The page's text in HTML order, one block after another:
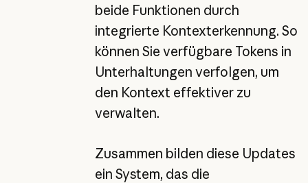
beide Funktionen durch
integrierte Kontexterkennung. So
können Sie verfügbare Tokens in
Unterhaltungen verfolgen, um
den Kontext effektiver zu
verwalten.
Zusammen bilden diese Updates
ein System, das die